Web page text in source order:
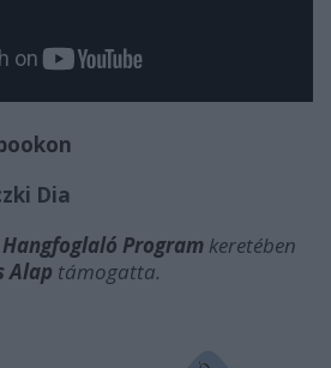
Dia
Hangfoglaló Program keretében
Alap támogatta.